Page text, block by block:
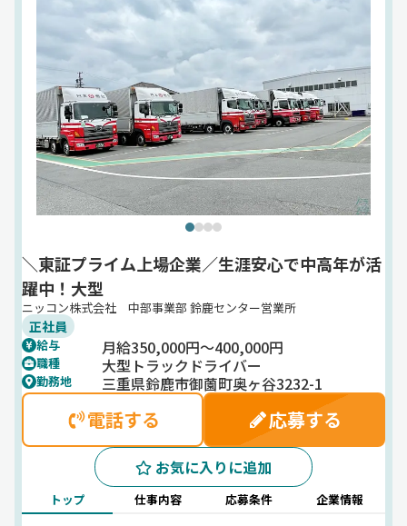
＼東証プライム上場企業／生涯安心で中高年が活
躍中！大型
ニッコン株式会社 中部事業部 鈴鹿センター営業所
正社員
給与 月給350,000円～400,000円
職種 大型トラックドライバー
勤務地 三重県鈴鹿市御薗町奥ヶ谷3232-1
電話する 応募する
お気に入りに追加
トップ 仕事内容 応募条件 企業情報